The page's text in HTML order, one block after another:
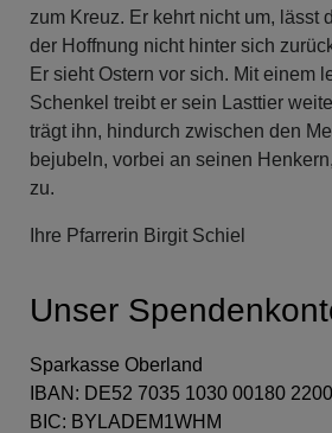
zum Kreuz. Er kehrt nicht um, lässt
der Hoffnung nicht hinter sich
Er sieht Ostern vor sich. Mit einem
Schenkel treibt er sein Lasttier
trägt ihn, hindurch zwischen den
bejubeln, vorbei an seinen
zu.
Ihre Pfarrerin Birgit Schiel
Unser
Sparkasse Oberland
IBAN: DE52 7035 1030 00180
BIC: BYLADEM1WHM